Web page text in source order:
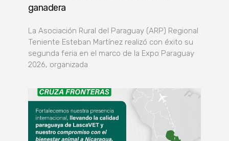
ganadera
La Asociación Rural del Paraguay (ARP) Regional
Teniente Esteban Martínez realizó con éxito su
segunda feria en el marco de la Expo Paraguay
2026, organizada